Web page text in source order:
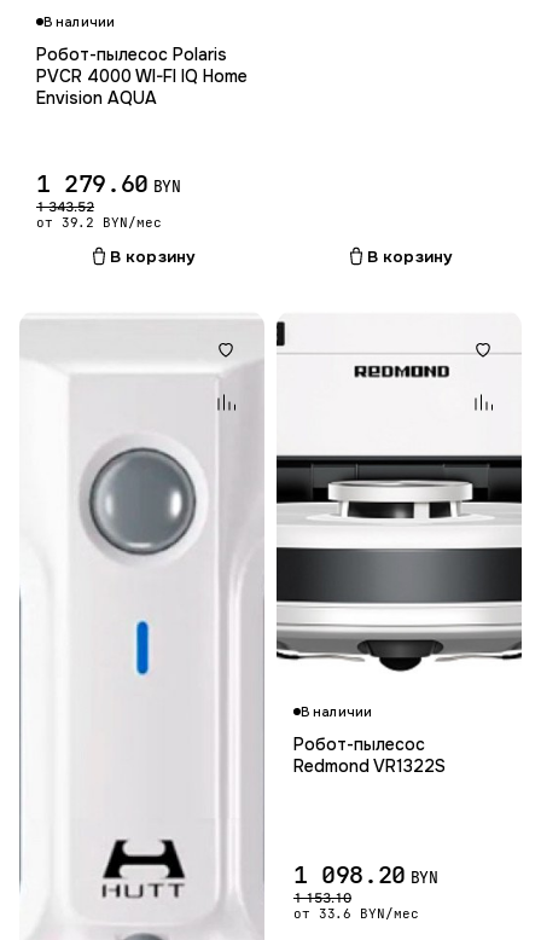
В наличии
Робот-пылесос Polaris
PVCR 4000 WI-FI IQ Home
Envision AQUA
1 279.60 BYN
1 343.52
от 39.2 BYN/мес
В корзину В корзину
В наличии
Робот-пылесос
Redmond VR1322S
1 098.20 BYN
1 153.10
от 33.6 BYN/мес